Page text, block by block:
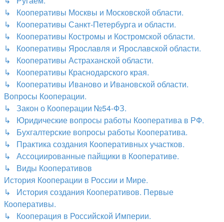
↳ Кооперативы Москвы и Московской области.
↳ Кооперативы Санкт-Петербурга и области.
↳ Кооперативы Костромы и Костромской области.
↳ Кооперативы Ярославля и Ярославской области.
↳ Кооперативы Астраханской области.
↳ Кооперативы Краснодарского края.
↳ Кооперативы Иваново и Ивановской области.
Вопросы Кооперации.
↳ Закон о Кооперации №54-ФЗ.
↳ Юридические вопросы работы Кооператива в РФ.
↳ Бухгалтерские вопросы работы Кооператива.
↳ Практика создания Кооперативных участков.
↳ Ассоциированные пайщики в Кооперативе.
↳ Виды Кооперативов
История Кооперации в России и Мире.
↳ История создания Кооперативов. Первые
Кооперативы.
↳ Кооперация в Российской Империи.